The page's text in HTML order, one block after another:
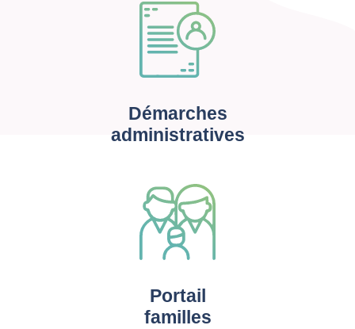
Démarches
administratives
Portail
familles